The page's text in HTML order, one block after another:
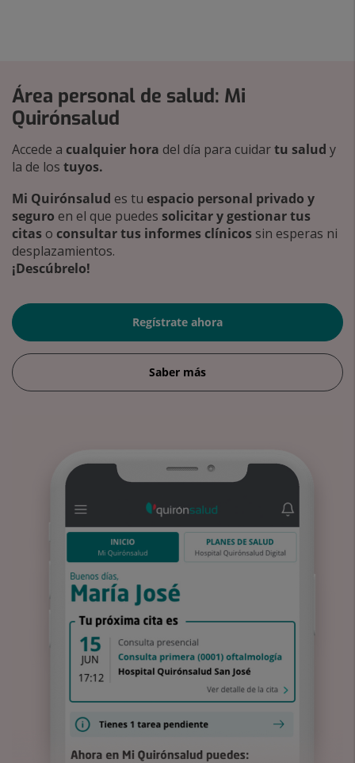
Área personal de salud: Mi
Quirónsalud
Accede a cualquier hora del día para cuidartu salud y
la de los tuyos.
Mi Quirónsalud es tu espacio personal privado y
seguro en el que puedes solicitar y gestionar tus
citas o consultar tus informes clínicos sin esperas ni
desplazamientos.
¡Descúbrelo!
Regístrate ahora
Saber más